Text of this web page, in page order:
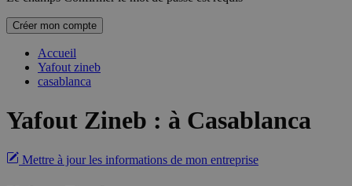
Créer mon compte
Accueil
Yafout zineb
casablanca
Yafout Zineb : à Casablanca
Mettre à jour les informations de mon entreprise